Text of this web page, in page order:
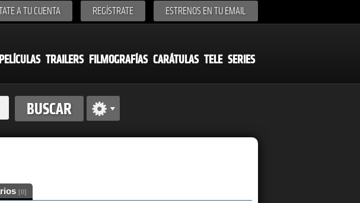
A TU CUENTA REGÍSTRATE ESTRENOS EN TU EMAIL
PELÍCULAS TRAILERS FILMOGRAFÍAS CARÁTULAS TELE SERIES
[0]